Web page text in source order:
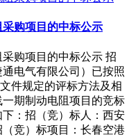
购项目的中标公示
购项目的中标公示 招
通电气有限公司）已按照
件规定的评标方法及相
期制动电阻项目的竞标
：招（竞）标人：西安
竞）标项目：长春空港